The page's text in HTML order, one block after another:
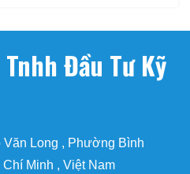
Đầu Tư Kỹ
Văn Long , Phường Bình
Minh , Việt Nam